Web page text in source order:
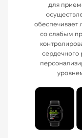
для
обеспечивает
со слабым
сердечного